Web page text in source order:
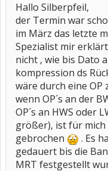
Hallo Silberpfeil,
der Termin war
im März das letzte
Spezialist mir
nicht , wie bis Dato
kompression ds
wäre durch eine OP
wenn OP´s an der
OP´s an HWS oder
größer), ist für mich
gebrochen
. Es
gedauert bis die
MRT festgestellt